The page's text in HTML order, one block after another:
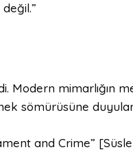
Modern mimarlığın
sömürüsüne
and Crime”